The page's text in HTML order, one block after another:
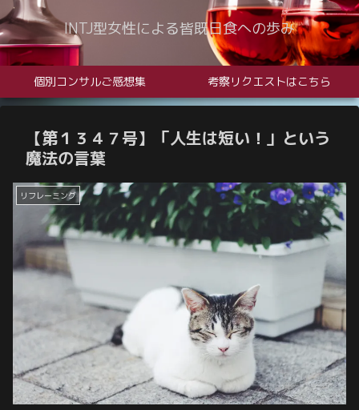
INTJ型女性による皆既日食への歩み
個別コンサルご感想集 考察リクエストはこちら
【第１３４７号】「人生は短い！」という
魔法の言葉
リフレーミング